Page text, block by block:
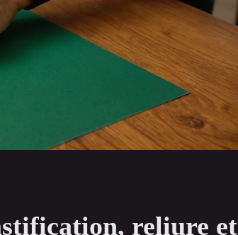
reliure et